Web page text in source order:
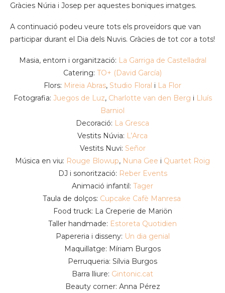
Gràcies Núria i Josep per aquestes boniques imatges.
A continuació podeu veure tots els proveïdors que van
participar durant el Dia dels Nuvis. Gràcies de tot cor a tots!
Masia, entorn i organització: La Garriga de Castelladral
Catering: TO+ (David García)
Flors: Mireia Abras, Studio Floral i La Flor
Fotografia: Juegos de Luz, Charlotte van den Berg i Lluís
Barniol
Decoració: La Gresca
Vestits Núvia: L’Arca
Vestits Nuvi: Señor
Música en viu: Rouge Blowup, Nuna Gee i Quartet Roig
DJ i sonorització: Reber Events
Animació infantil: Tager
Taula de dolços: Cupcake Cafè Manresa
Food truck: La Creperie de Mariön
Taller handmade: Estoreta Quotidien
Papereria i disseny: Un dia genial
Maquillatge: Míriam Burgos
Perruqueria: Sílvia Burgos
Barra lliure: Gintonic.cat
Beauty corner: Anna Pérez